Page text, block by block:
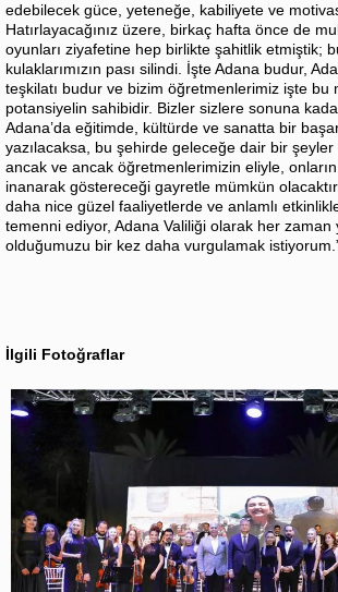
edebilecek güce, yeteneğe, kabiliyete ve
Hatırlayacağınız üzere, birkaç hafta önce de
oyunları ziyafetine hep birlikte şahitlik etmiştik;
kulaklarımızın pası silindi. İşte Adana budur,
teşkilatı budur ve bizim öğretmenlerimiz işte bu
potansiyelin sahibidir. Bizler sizlere sonuna
Adana’da eğitimde, kültürde ve sanatta bir
yazılacaksa, bu şehirde geleceğe dair bir
ancak ve ancak öğretmenlerimizin eliyle,
inanarak göstereceği gayretle mümkün
daha nice güzel faaliyetlerde ve anlamlı
temenni ediyor, Adana Valiliği olarak her zaman
olduğumuzu bir kez daha vurgulamak
İlgili Fotoğraflar